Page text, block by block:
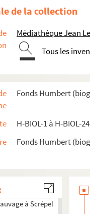
de la collection
Médiathèque Jean
Tous les
Fonds Humbert
H-BIOL-1 à H-BIOL-24
Fonds Humbert
Georges
à Hallette
à Kerteux
Lefebvre
à Marie Grosse-Tête
à Montury
à Paris de l'Epinard
à Puvrez
Sylvius
à Sauvaige
à Scrépel